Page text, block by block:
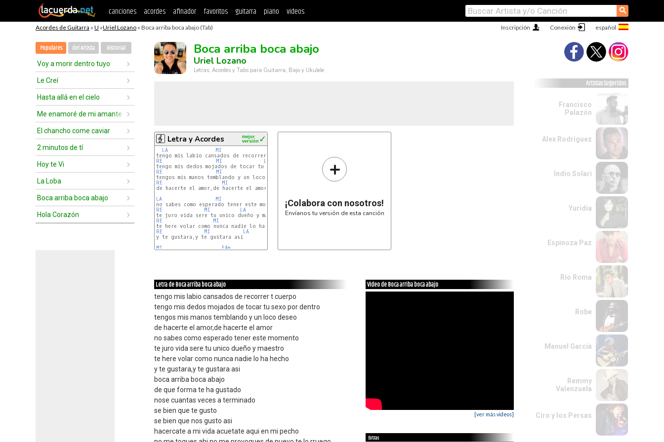
canciones acordes afinador favoritos guitarra piano videos ⚲
Acordes de Guitarra » U »Uriel Lozano » Boca arriba boca abajo (Tab) Conexión
Inscripción
Populares del Artista Historial
Voy a morir dentro tuyo
Le Creí
Hasta allá en el cielo
Me enamoré de mi amante
El chancho come caviar
2 minutos de tí
Hoy te Vi
La Loba
Boca arriba boca abajo
Hola Corazón
Boca arriba boca abajo
Uriel Lozano
Letras, Acordes y Tabs para Guitarra, Bajo y Ukulele
Letra y Acordes ✓
mejor
versión
LA MI
RE
MI LA
RE
MI
RE
MI
de hacerte el amor,de hacerte el amor
LA
MI
RE
MI LA
RE
MI
RE
MI
LA
y te gustara,y te gustara asi
MI
FAm
+
¡Colabora con nosotros!
Envíanos tu versión de esta canción
Letra de Boca arriba boca abajo
tengo mis labio cansados de recorrer t cuerpo
tengo mis dedos mojados de tocar tu sexo por dentro
tengos mis manos temblando y un loco deseo
de hacerte el amor,de hacerte el amor
no sabes como esperado tener este momento
te juro vida sere tu unico dueño y maestro
te here volar como nunca nadie lo ha hecho
y te gustara,y te gustara asi
boca arriba boca abajo
de que forma te ha gustado
nose cuantas veces a terminado
se bien que te gusto
se bien que nos gusto asi
hacercate a mi vida acuetate aqui en mi pecho
Video de Boca arriba boca abajo
[ver más videos]
Extras
Artistas Sugeridos
Francisco
Palazón
Alex Rodriguez
Indio Solari
Yuridia
Espinoza Paz
Río Roma
Robe
Manuel García
Remmy
Valenzuela
Ciro y los Persas